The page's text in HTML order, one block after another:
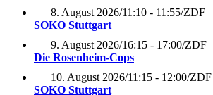
8. August 2026/11:10 - 11:55/ZDF
SOKO Stuttgart
9. August 2026/16:15 - 17:00/ZDF
Die Rosenheim-Cops
10. August 2026/11:15 - 12:00/ZDF
SOKO Stuttgart